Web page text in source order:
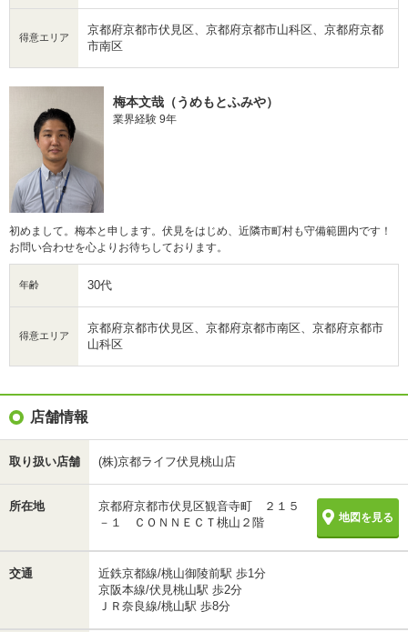
得意エリア
京都府京都市伏見区、京都府京都市山科区、京都府京都
市南区
梅本文哉（うめもとふみや）
業界経験 9年
初めまして。梅本と申します。伏見をはじめ、近隣市町村も守備範囲内です！
お問い合わせを心よりお待ちしております。
年齢 30代
得意エリア
京都府京都市伏見区、京都府京都市南区、京都府京都市
山科区
店舗情報
取り扱い店舗 (株)京都ライフ伏見桃山店
所在地
京都府京都市伏見区観音寺町 ２１５
－１ ＣＯＮＮＥＣＴ桃山２階
地図を見る
交通
近鉄京都線/桃山御陵前駅 歩1分
京阪本線/伏見桃山駅 歩2分
ＪＲ奈良線/桃山駅 歩8分